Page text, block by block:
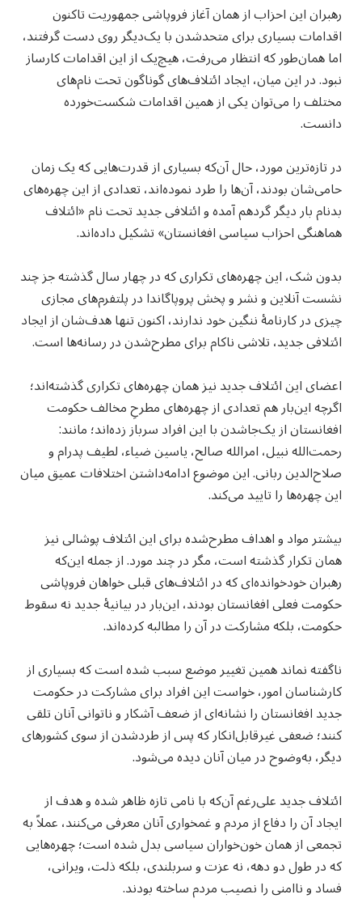
رهبران این احزاب از همان آغاز فروپاشی جمهوریت تاکنون
اقدامات بسیاری برای متحدشدن با یک‌دیگر روی دست گرفتند،
اما همان‌طور که انتظار می‌رفت، هیچ‌یک از این اقدامات کارساز
نبود. در این میان، ایجاد ائتلاف‌های گوناگون تحت نام‌های
مختلف را می‌توان یکی از همین اقدامات شکست‌خورده
دانست.
در تازه‌ترین مورد، حال آن‌که بسیاری از قدرت‌هایی که یک زمان
حامی‌شان بودند، آن‌ها را طرد نموده‌اند، تعدادی از این چهره‌های
بدنام بار دیگر گردهم آمده و ائتلافی جدید تحت نام «ائتلاف
هماهنگی احزاب سیاسی افغانستان» تشکیل داده‌اند.
بدون شک، این چهره‌های تکراری که در چهار سال گذشته جز چند
نشست آنلاین و نشر و پخش پروپاگاندا در پلتفرم‌های مجازی
چیزی در کارنامهٔ ننگین خود ندارند، اکنون تنها هدف‌شان از ایجاد
ائتلافی جدید، تلاشی ناکام برای مطرح‌شدن در رسانه‌ها است.
اعضای این ائتلاف جدید نیز همان چهره‌های تکراری گذشته‌اند؛
اگرچه این‌بار هم تعدادی از چهره‌های مطرحِ مخالف حکومت
افغانستان از یک‌جاشدن با این افراد سرباز زده‌اند؛ مانند:
رحمت‌الله نبیل، امرالله صالح، یاسین ضیاء، لطیف پدرام و
صلاح‌الدین ربانی. این موضوع ادامه‌داشتن اختلافات عمیق میان
این چهره‌ها را تایید می‌کند.
بیشتر مواد و اهداف مطرح‌شده برای این ائتلاف پوشالی نیز
همان تکرار گذشته است، مگر در چند مورد. از جمله این‌که
رهبران خودخوانده‌ای که در ائتلاف‌های قبلی خواهان فروپاشی
حکومت فعلی افغانستان بودند، این‌بار در بیانیهٔ جدید نه سقوط
حکومت، بلکه مشارکت در آن را مطالبه کرده‌اند.
ناگفته نماند همین تغییر موضع سبب شده است که بسیاری از
کارشناسان امور، خواست این افراد برای مشارکت در حکومت
جدید افغانستان را نشانه‌ای از ضعف آشکار و ناتوانی آنان تلقی
کنند؛ ضعفی غیرقابل‌انکار که پس از طردشدن از سوی کشورهای
دیگر، به‌وضوح در میان آنان دیده می‌شود.
ائتلاف جدید علی‌رغم آن‌که با نامی تازه ظاهر شده و هدف از
ایجاد آن را دفاع از مردم و غمخواری آنان معرفی می‌کنند، عملاً به
تجمعی از همان خون‌خواران سیاسی بدل شده است؛ چهره‌هایی
که در طول دو دهه، نه عزت و سربلندی، بلکه ذلت، ویرانی،
فساد و ناامنی را نصیب مردم ساخته بودند.